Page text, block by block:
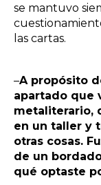
se mantuvo
las cartas.
–A propósito
apartado que
metaliterario,
en un taller y
otras cosas.
de un
qué optaste